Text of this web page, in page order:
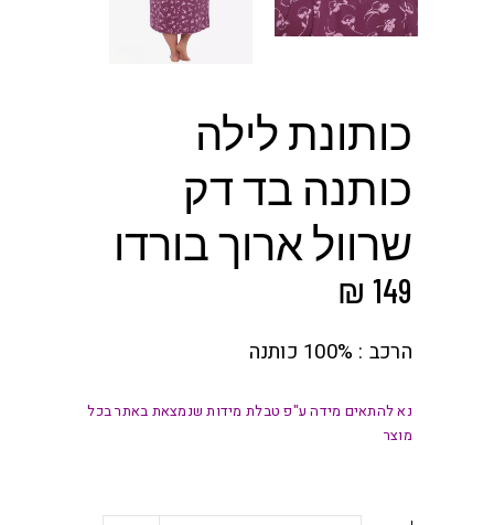
כותונת לילה
כותנה בד דק
שרוול ארוך בורדו
₪ 149
הרכב : 100% כותנה
נא להתאים מידה ע"פ טבלת מידות שנמצאת באתר בכל
מוצר